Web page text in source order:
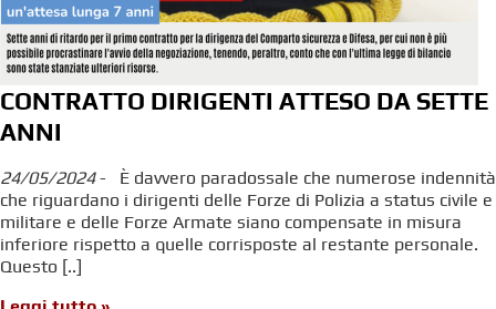
CONTRATTO DIRIGENTI ATTESO DA SETTE
ANNI
24/05/2024- È davvero paradossale che numerose indennità
che riguardano i dirigenti delle Forze di Polizia a status civile e
militare e delle Forze Armate siano compensate in misura
inferiore rispetto a quelle corrisposte al restante personale.
Questo [..]